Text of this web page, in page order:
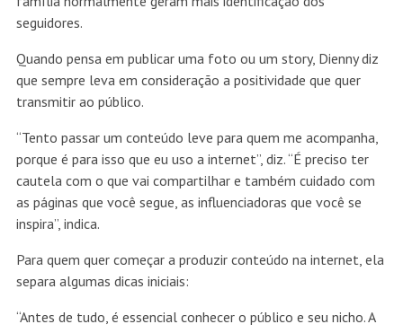
seguidores.
Quando pensa em publicar uma foto ou um story, Dienny diz
que sempre leva em consideração a positividade que quer
transmitir ao público.
“Tento passar um conteúdo leve para quem me acompanha,
porque é para isso que eu uso a internet”, diz. “É preciso ter
cautela com o que vai compartilhar e também cuidado com
as páginas que você segue, as influenciadoras que você se
inspira”, indica.
Para quem quer começar a produzir conteúdo na internet, ela
separa algumas dicas iniciais:
“Antes de tudo, é essencial conhecer o público e seu nicho. A